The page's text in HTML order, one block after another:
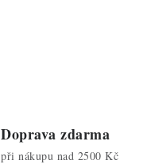
Doprava zdarma
při nákupu nad 2500 Kč